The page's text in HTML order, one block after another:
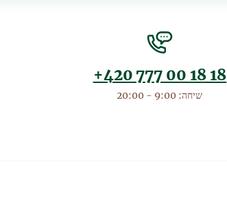
+420 777 00 18 18
שיחה: 9:00 - 20:00